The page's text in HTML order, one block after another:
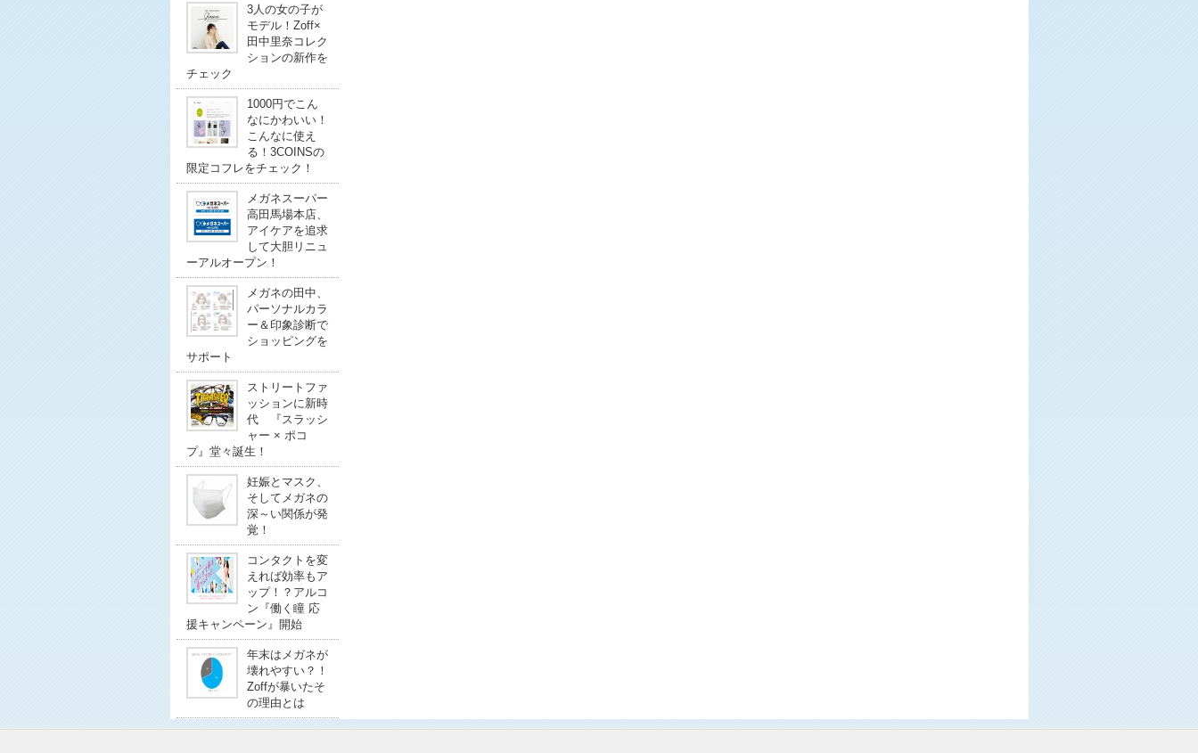
3人の女の子が
モデル！Zoff×
田中里奈コレク
ションの新作を
チェック
1000円でこん
なにかわいい！
こんなに使え
る！3COINSの
限定コフレをチェック！
メガネスーパー
高田馬場本店、
アイケアを追求
して大胆リニュ
ーアルオープン！
メガネの田中、
パーソナルカラ
ー＆印象診断で
ショッピングを
サポート
ストリートファ
ッションに新時
代 『スラッシ
ャー × ポコ
プ』堂々誕生！
妊娠とマスク、
そしてメガネの
深～い関係が発
覚！
コンタクトを変
えれば効率もア
ップ！？アルコ
ン『働く瞳 応
援キャンペーン』開始
年末はメガネが
壊れやすい？！
Zoffが暴いたそ
の理由とは